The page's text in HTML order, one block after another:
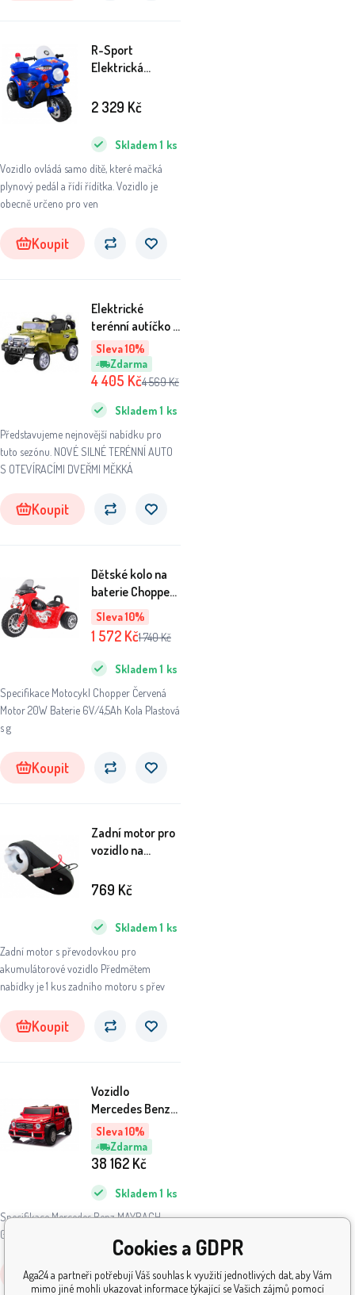
R-Sport
Elektrická
Modrá
Vozidlo ovládá samo dítě, které mačká
plynový pedál a řídí řídítka. Vozidlo je
obecně určeno pro ven
Skladem 1 ks
2 329 Kč
Koupit
Sleva 10%
Zdarma
Elektrické
terénní autíčko s
dálkovým
ovládáním PA0111
Zelené
Představujeme nejnovější nabídku pro
tuto sezónu. NOVÉ SILNÉ TERÉNNÍ AUTO
S OTEVÍRACÍMI DVEŘMI MĚKKÁ
Skladem 1 ks
4 405 Kč4 569Kč
Koupit
Sleva 10%
Dětské kolo na
baterie Chopper
Červená + 3 kola
+ zvuky + LED
světla
Specifikace Motocykl Chopper Červená
Motor 20W Baterie 6V/4,5Ah Kola Plastová
s g
Skladem 1 ks
1 572 Kč1 740Kč
Koupit
Zadní motor pro
vozidlo na
gtr-s
Zadní motor s převodovkou pro
akumulátorové vozidlo Předmětem
nabídky je 1 kus zadního motoru s přev
Skladem 1 ks
769 Kč
Koupit
Sleva 10%
Zdarma
Vozidlo
Mercedes Benz
MAYBACH G650
Červený
Specifikace Mercedes Benz MAYBACH
Skladem 1 ks
38 162 Kč
Koupit
Cookies a GDPR
Aga24 a partneři potřebují Váš souhlas k využití jednotlivých dat, aby Vám
mimo jiné mohli ukazovat informace týkající se Vašich zájmů pomocí